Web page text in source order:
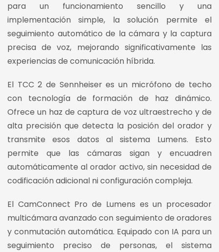
para un funcionamiento sencillo y una
implementación simple, la solución permite el
seguimiento automático de la cámara y la captura
precisa de voz, mejorando significativamente las
experiencias de comunicación híbrida.
El TCC 2 de Sennheiser es un micrófono de techo
con tecnología de formación de haz dinámico.
Ofrece un haz de captura de voz ultraestrecho y de
alta precisión que detecta la posición del orador y
transmite esos datos al sistema Lumens. Esto
permite que las cámaras sigan y encuadren
automáticamente al orador activo, sin necesidad de
codificación adicional ni configuración compleja.
El CamConnect Pro de Lumens es un procesador
multicámara avanzado con seguimiento de oradores
y conmutación automática. Equipado con IA para un
seguimiento preciso de personas, el sistema